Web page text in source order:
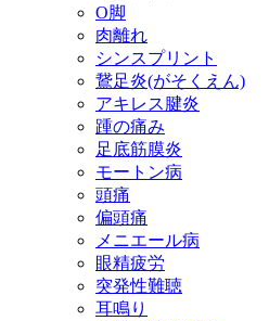
O脚
肉離れ
シンスプリント
鵞足炎(がそくえん)
アキレス腱炎
踵の痛み
足底筋膜炎
モートン病
頭痛
偏頭痛
メニエール病
眼精疲労
突発性難聴
耳鳴り